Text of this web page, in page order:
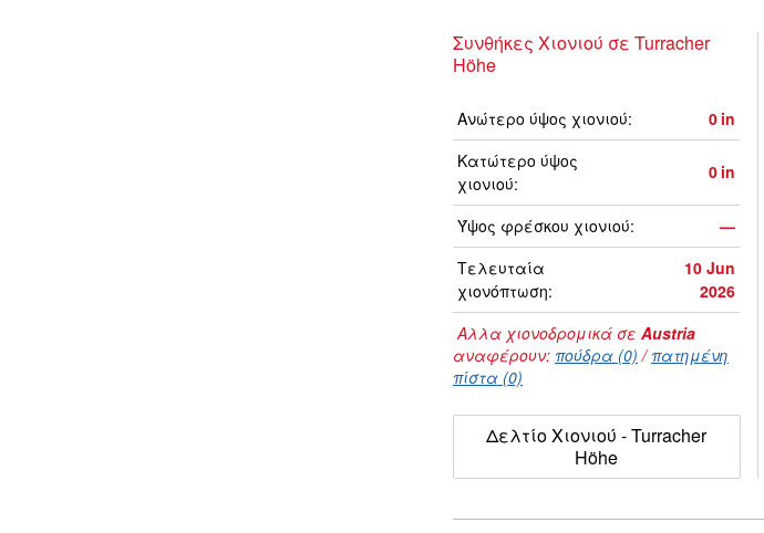
Συνθήκες Χιονιού σε Turracher
Höhe
Ανώτερο ύψος χιονιού: 0 in
Κατώτερο ύψος
χιονιού:
0 in
Ύψος φρέσκου χιονιού:
—
Τελευταία
χιονόπτωση:
10 Jun
2026
Αλλα χιονοδρομικά σε Austria
αναφέρουν: πούδρα (0) /πατημένη
πίστα (0)
Δελτίο Χιονιού - Turracher
Höhe